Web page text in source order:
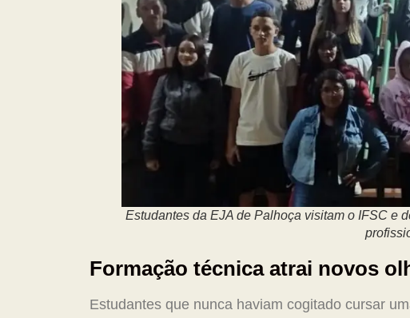
Estudantes da EJA de Palhoça visitam o IFSC e
Formação técnica atrai novos
Estudantes que nunca haviam cogitado cursar